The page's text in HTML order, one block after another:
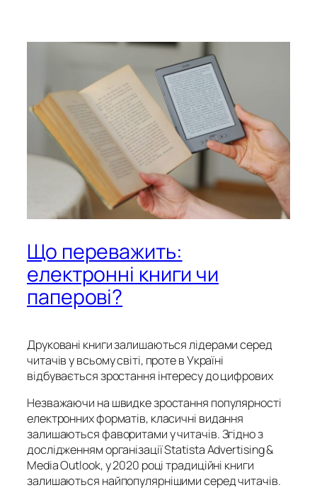
Що переважить:
електронні книги чи
паперові?
Друковані книги залишаються лідерами серед
читачів у всьому світі, проте в Україні
відбувається зростання інтересу до цифрових
Незважаючи на швидке зростання популярності
електронних форматів, класичні видання
залишаються фаворитами у читачів. Згідно з
дослідженням організації Statista Advertising &
Media Outlook, у 2020 році традиційні книги
залишаються найпопулярнішими серед читачів.